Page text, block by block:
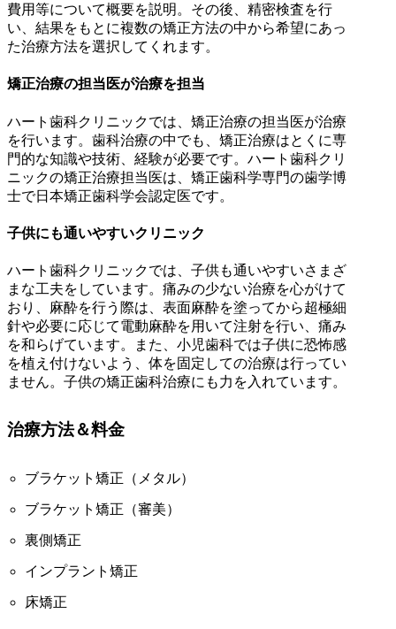
費用等について概要を説明。その後、精密検査を行
い、結果をもとに複数の矯正方法の中から希望にあっ
た治療方法を選択してくれます。
矯正治療の担当医が治療を担当
ハート歯科クリニックでは、矯正治療の担当医が治療
を行います。歯科治療の中でも、矯正治療はとくに専
門的な知識や技術、経験が必要です。ハート歯科クリ
ニックの矯正治療担当医は、矯正歯科学専門の歯学博
士で日本矯正歯科学会認定医です。
子供にも通いやすいクリニック
ハート歯科クリニックでは、子供も通いやすいさまざ
まな工夫をしています。痛みの少ない治療を心がけて
おり、麻酔を行う際は、表面麻酔を塗ってから超極細
針や必要に応じて電動麻酔を用いて注射を行い、痛み
を和らげています。また、小児歯科では子供に恐怖感
を植え付けないよう、体を固定しての治療は行ってい
ません。子供の矯正歯科治療にも力を入れています。
治療方法＆料金
ブラケット矯正（メタル）
ブラケット矯正（審美）
裏側矯正
インプラント矯正
床矯正